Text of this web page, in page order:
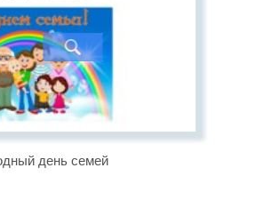
день семей